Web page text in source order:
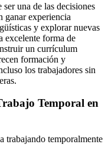
una de las decisiones
ganar experiencia
y explorar nuevas
excelente forma de
un currículum
formación y
los trabajadores sin
Temporal en
trabajando temporalmente